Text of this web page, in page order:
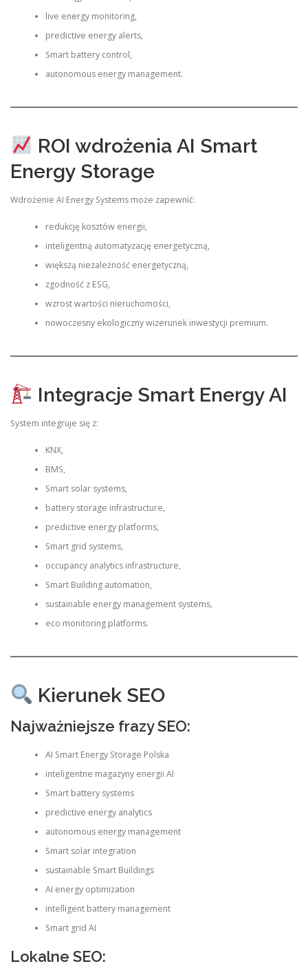
live energy monitoring,
predictive energy alerts,
Smart battery control,
autonomous energy management.
ROI wdrożenia AI Smart
Energy Storage
Wdrożenie AI Energy Systems może zapewnić:
redukcję kosztów energii,
inteligentną automatyzację energetyczną,
większą niezależność energetyczną,
zgodność z ESG,
wzrost wartości nieruchomości,
nowoczesny ekologiczny wizerunek inwestycji premium.
Integracje Smart Energy AI
System integruje się z:
KNX,
BMS,
Smart solar systems,
battery storage infrastructure,
predictive energy platforms,
Smart grid systems,
occupancy analytics infrastructure,
Smart Building automation,
sustainable energy management systems,
eco monitoring platforms.
Kierunek SEO
Najważniejsze frazy SEO:
AI Smart Energy Storage Polska
inteligentne magazyny energii AI
Smart battery systems
predictive energy analytics
autonomous energy management
Smart solar integration
sustainable Smart Buildings
AI energy optimization
intelligent battery management
Smart grid AI
Lokalne SEO: